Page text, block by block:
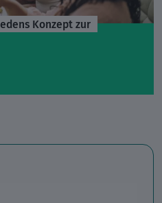
Konzept zur